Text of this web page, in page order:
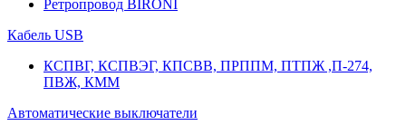
Ретропровод BIRONI
Кабель USB
КСПВГ, КСПВЭГ, КПСВВ, ПРППМ, ПТПЖ ,П-274,
ПВЖ, КММ
Автоматические выключатели